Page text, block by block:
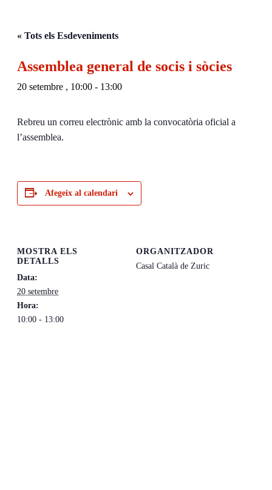
« Tots els Esdeveniments
Assemblea general de socis i sòcies
20 setembre , 10:00 - 13:00
Rebreu un correu electrònic amb la convocatòria oficial a
l’assemblea.
Afegeix al calendari
MOSTRA ELS
DETALLS
Data:
20 setembre
Hora:
10:00 - 13:00
ORGANITZADOR
Casal Català de Zuric